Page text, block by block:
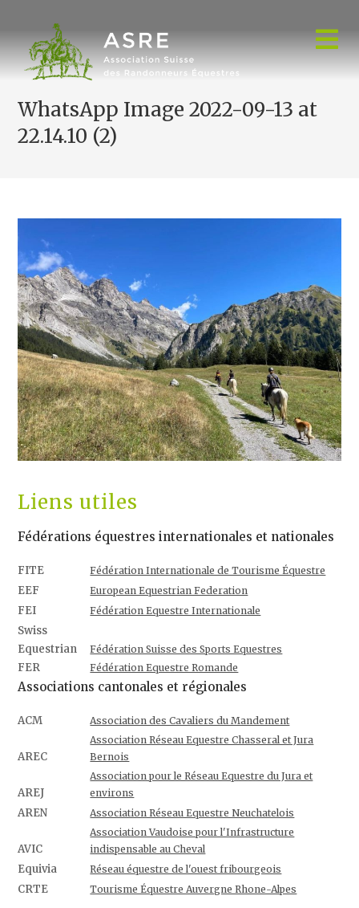
content
WhatsApp Image 2022-09-13 at
22.14.10 (2)
Liens utiles
Fédérations équestres internationales et nationales
FITE Fédération Internationale de Tourisme Équestre
EEF European Equestrian Federation
FEI Fédération Equestre Internationale
Swiss
Equestrian
Fédération Suisse des Sports Equestres
FER Fédération Equestre Romande
Associations cantonales et régionales
ACM Association des Cavaliers du Mandement
AREC
Association Réseau Equestre Chasseral et Jura
Bernois
AREJ
Association pour le Réseau Equestre du Jura et
environs
AREN Association Réseau Equestre Neuchatelois
AVIC
Association Vaudoise pour l'Infrastructure
indispensable au Cheval
Equivia Réseau équestre de l'ouest fribourgeois
CRTE Tourisme Équestre Auvergne Rhone-Alpes